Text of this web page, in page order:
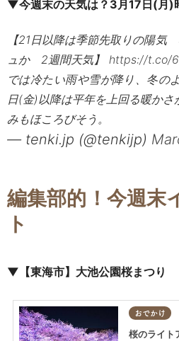
▼今週末の天気は？3月17日(月)
【21日以降は季節先取りの陽
ュか 2週間天気】 https://t.co/
では冷たい雨や雪が降り、冬の
日(金)以降は平年を上回る暖か
みもほころびそう。
— tenki.jp (@tenkijp)
編集部的！今週末
ト
▼【東海市】大池公園桜まつり
おでかけ
桜のライト